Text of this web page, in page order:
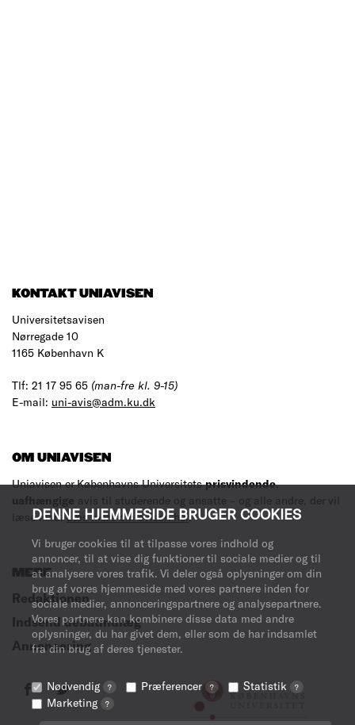
DENNE HJEMMESIDE BRUGER COOKIES
Vi bruger cookies til at tilpasse vores indhold og
annoncer, til at vise dig funktioner til sociale medier og til
at analysere vores trafik. Vi deler også oplysninger om din
brug af vores hjemmeside med vores partnere inden for
sociale medier, annonceringspartnere og analysepartnere.
Vores partnere kan kombinere disse data med andre
oplysninger, du har givet dem, eller som de har indsamlet
fra din brug af deres tjenester.
Nødvendig ? Præferencer ? Statistik ?
Marketing ?
KONTAKT UNIAVISEN
Universitetsavisen
Nørregade 10
1165 København K
Tlf: 21 17 95 65 (man-fre kl. 9-15)
E-mail: uni-avis@adm.ku.dk
OM UNIAVISEN
Uniavisen er Københavns Universitetsprisvindende,
uafhængige avis til studerende og ansatte – og alle andre, der vil
læse med.Læs mere om avisen her.
MERE
Redaktionen
Indsend debatindlæg
Annoncering